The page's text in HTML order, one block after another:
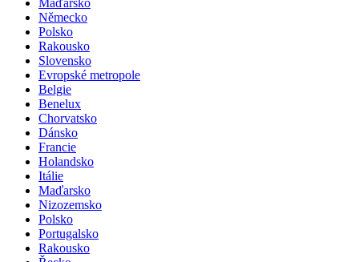
Maďarsko
Německo
Polsko
Rakousko
Slovensko
Evropské metropole
Belgie
Benelux
Chorvatsko
Dánsko
Francie
Holandsko
Itálie
Maďarsko
Nizozemsko
Polsko
Portugalsko
Rakousko